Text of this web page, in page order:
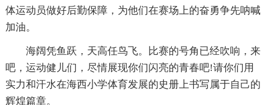
体运动员做好后勤保障，为他们在赛场上的奋勇争先呐喊
加油。
海阔凭鱼跃，天高任鸟飞。比赛的号角已经吹响，来
吧，运动健儿们，尽情展现你们闪亮的青春吧!请你们用
实力和汗水在海西小学体育发展的史册上书写属于自己的
辉煌篇章。